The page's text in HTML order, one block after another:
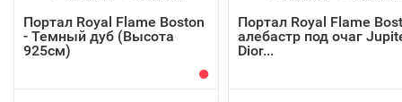
Портал Royal Flame Boston
- Темный дуб (Высота
925см)
Портал Royal Flame
алебастр под очаг
Dior...